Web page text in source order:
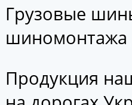
Грузовые
шиномонтажа
Продукция